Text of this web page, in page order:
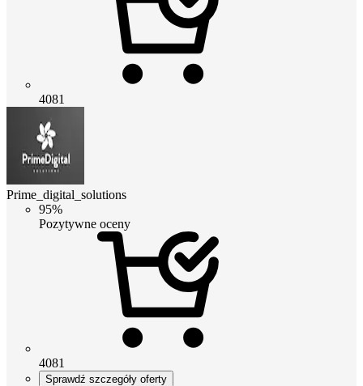
4081
Prime_digital_solutions
95%
Pozytywne oceny
4081
Sprawdź szczegóły oferty